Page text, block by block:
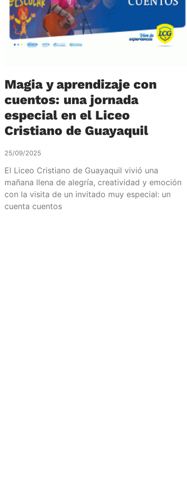
Magia y aprendizaje con
cuentos: una jornada
especial en el Liceo
Cristiano de Guayaquil
25/09/2025
El Liceo Cristiano de Guayaquil vivió una
mañana llena de alegría, creatividad y emoción
con la visita de un invitado muy especial: un
cuenta cuentos